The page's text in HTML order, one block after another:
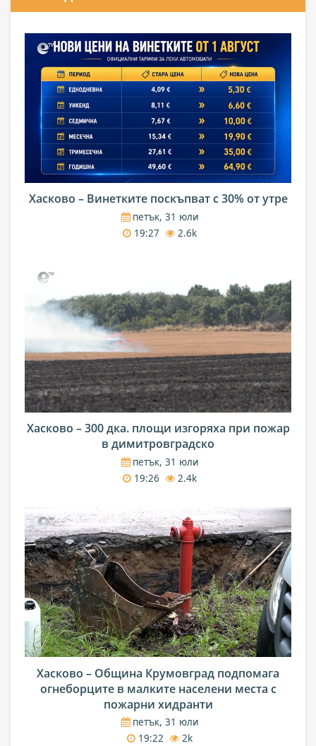
Хасково – Винетките поскъпват с 30% от утре
петък, 31 юли
19:27
2.6k
Хасково – 300 дка. площи изгоряха при пожар
в димитровградско
петък, 31 юли
19:26
2.4k
Хасково – Община Крумовград подпомага
огнеборците в малките населени места с
пожарни хидранти
петък, 31 юли
19:22
2k